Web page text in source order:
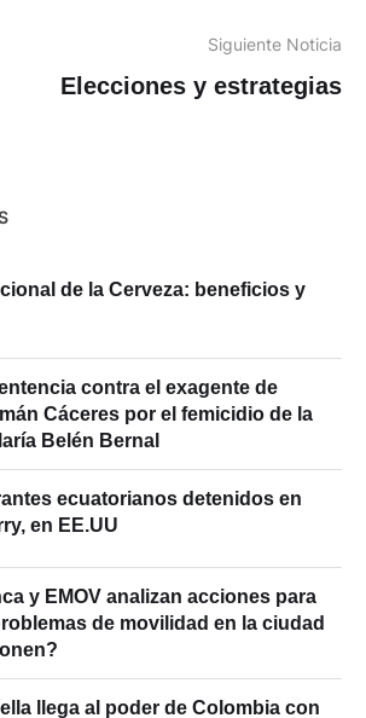
Siguiente Noticia
Elecciones y estrategias
de la Cerveza: beneficios y
contra el exagente de
Cáceres por el femicidio de la
Belén Bernal
ecuatorianos detenidos en
en EE.UU
y EMOV analizan acciones para
de movilidad en la ciudad
llega al poder de Colombia con